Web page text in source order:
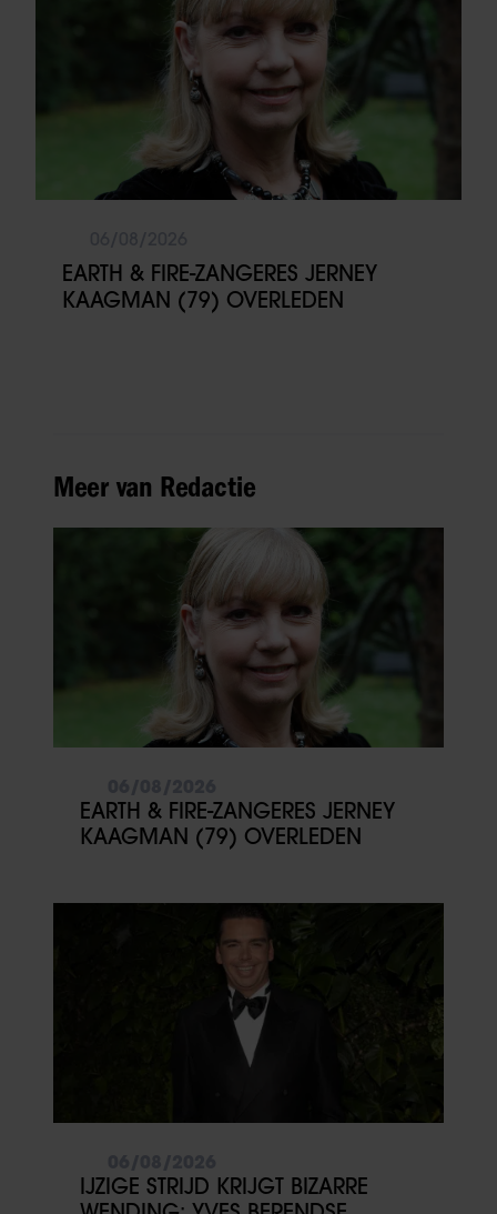
EARTH & FIRE-ZANGERES JERNEY
KAAGMAN (79) OVERLEDEN
Meer van Redactie
EARTH & FIRE-ZANGERES JERNEY
KAAGMAN (79) OVERLEDEN
IJZIGE STRIJD KRIJGT BIZARRE